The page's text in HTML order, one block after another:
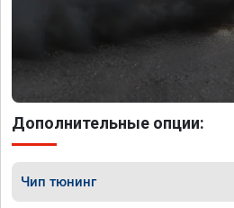
Дополнительные опции:
Чип тюнинг